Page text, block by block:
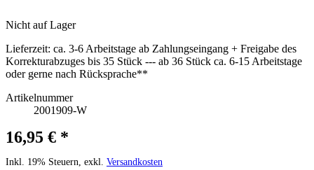
Nicht auf Lager
Lieferzeit: ca. 3-6 Arbeitstage ab Zahlungseingang + Freigabe des
Korrekturabzuges bis 35 Stück --- ab 36 Stück ca. 6-15 Arbeitstage
oder gerne nach Rücksprache**
Artikelnummer
2001909-W
16,95 € *
Inkl. 19% Steuern, exkl. Versandkosten